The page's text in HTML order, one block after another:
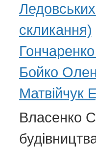
скликання)
Бойко
Матвійчук
Власенко